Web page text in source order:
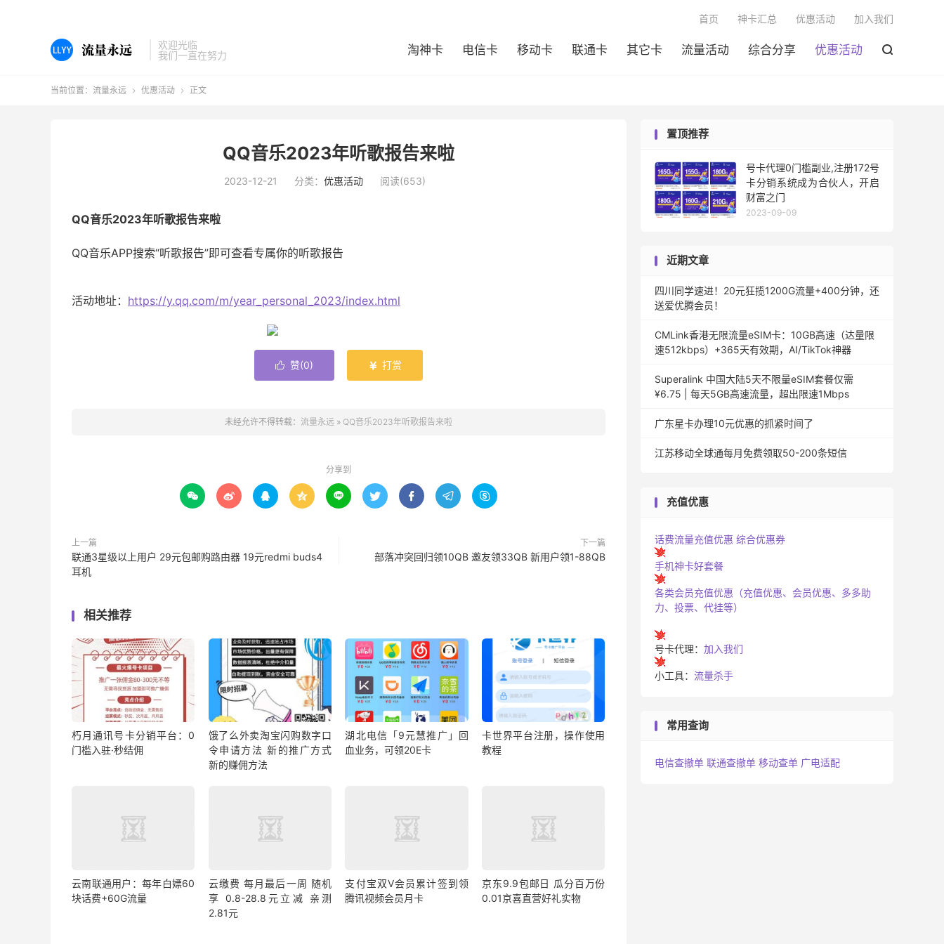
欢迎光临
我们一直在努力
淘神卡 电信卡 移动卡 联通卡 其它卡 流量活动 综合分享 优惠活动 
首页 神卡汇总 优惠活动 加入我们
当前位置： 流量永远  优惠活动  正文
QQ音乐2023年听歌报告来啦
2023-12-21 分类： 优惠活动 阅读(653)
QQ音乐2023年听歌报告来啦
QQ音乐APP搜索“听歌报告”即可查看专属你的听歌报告
活动地址： https://y.qq.com/m/year_personal_2023/index.html
 赞(0)  打赏
未经允许不得转载： 流量永远 » QQ音乐2023年听歌报告来啦
分享到
        
上一篇
联通3星级以上用户 29元包邮购路由器 19元redmi buds4
耳机
下一篇
部落冲突回归领10QB 邀友领33QB 新用户领1-88QB
相关推荐
朽月通讯号卡分销平台：0
门槛入驻·秒结佣
饿了么外卖淘宝闪购数字口
令申请方法 新的推广方式
新的赚佣方法
湖北电信「9元慧推广」回
血业务，可领20E卡
卡世界平台注册，操作使用
教程
云南联通用户：每年白嫖60
块话费+60G流量
云缴费 每月最后一周 随机
享 0.8-28.8元立减 亲测
2.81元
支付宝双V会员累计签到领
腾讯视频会员月卡
京东9.9包邮日 瓜分百万份
0.01京喜直营好礼实物
置顶推荐
号卡代理0门槛副业,注册172号
卡分销系统成为合伙人，开启
财富之门
2023-09-09
近期文章
四川同学速进！20元狂揽1200G流量+400分钟，还
送爱优腾会员！
CMLink香港无限流量eSIM卡：10GB高速（达量限
速512kbps）+365天有效期，AI/TikTok神器
Superalink 中国大陆5天不限量eSIM套餐仅需
¥6.75 | 每天5GB高速流量，超出限速1Mbps
广东星卡办理10元优惠的抓紧时间了
江苏移动全球通每月免费领取50-200条短信
充值优惠
话费流量充值优惠 综合优惠券
手机神卡好套餐
各类会员充值优惠（充值优惠、会员优惠、多多助
力、投票、代挂等）
号卡代理： 加入我们
小工具： 流量杀手
常用查询
电信查撤单 联通查撤单 移动查单 广电适配